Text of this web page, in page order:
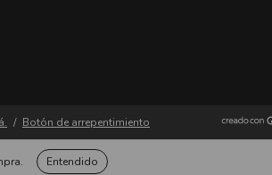
Entendido
/ Botón de arrepentimiento